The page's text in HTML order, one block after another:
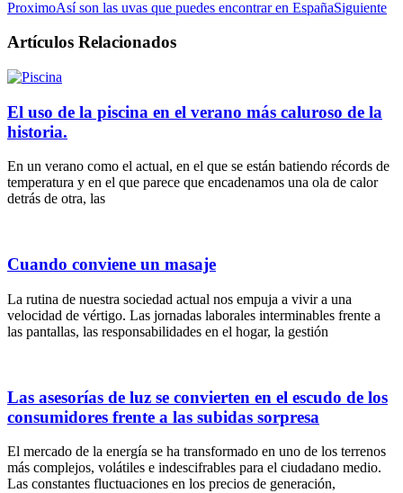
ProximoAsí son las uvas que puedes encontrar en EspañaSiguiente
Artículos Relacionados
El uso de la piscina en el verano más caluroso de la
historia.
En un verano como el actual, en el que se están batiendo récords de
temperatura y en el que parece que encadenamos una ola de calor
detrás de otra, las
Cuando conviene un masaje
La rutina de nuestra sociedad actual nos empuja a vivir a una
velocidad de vértigo. Las jornadas laborales interminables frente a
las pantallas, las responsabilidades en el hogar, la gestión
Las asesorías de luz se convierten en el escudo de los
consumidores frente a las subidas sorpresa
El mercado de la energía se ha transformado en uno de los terrenos
más complejos, volátiles e indescifrables para el ciudadano medio.
Las constantes fluctuaciones en los precios de generación,